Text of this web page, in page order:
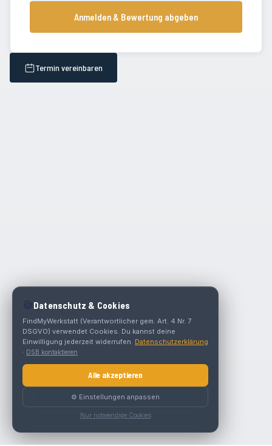
Anmelden & Bewertung abgeben
Termin vereinbaren
🍪 Datenschutz & Cookies
FindMyWerkstatt (Verantwortlicher gem. Art. 4 Nr. 7
DSGVO) verwendet Cookies. Du kannst deine
Einwilligung jederzeit widerrufen. Datenschutzerklärung
· DSB kontaktieren
Alle akzeptieren
⚙️ Einstellungen anpassen
Nur notwendige Cookies